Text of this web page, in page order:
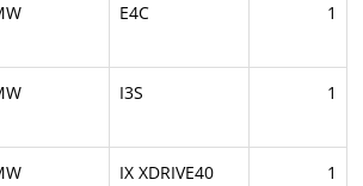
E4C 1
I3S 1
IX XDRIVE40 1